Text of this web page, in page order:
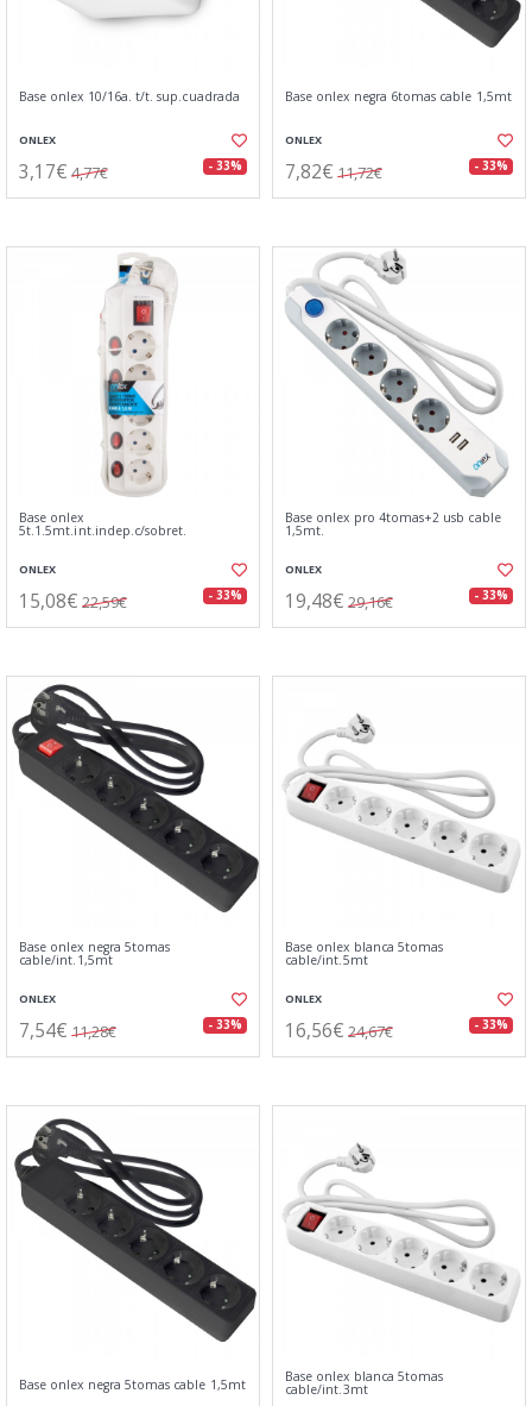
Base onlex 10/16a. t/t. sup.cuadrada
ONLEX
3,17€ 4,77€ - 33%
Base onlex negra 6tomas cable 1,5mt
ONLEX
7,82€ 11,72€ - 33%
Base onlex
5t.1.5mt.int.indep.c/sobret.
ONLEX
15,08€ 22,59€ - 33%
Base onlex pro 4tomas+2 usb cable
1,5mt.
ONLEX
19,48€ 29,16€ - 33%
Base onlex negra 5tomas
cable/int.1,5mt
ONLEX
7,54€ 11,28€ - 33%
Base onlex blanca 5tomas
cable/int.5mt
ONLEX
16,56€ 24,67€ - 33%
Base onlex negra 5tomas cable 1,5mt Base onlex blanca 5tomas
cable/int.3mt